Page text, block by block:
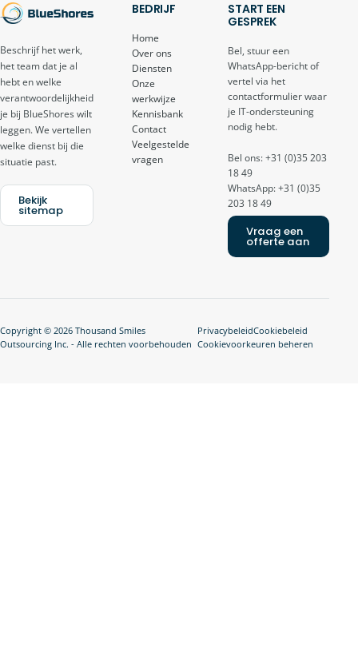
Beschrijf het werk,
het team dat je al
hebt en welke
verantwoordelijkheid
je bij BlueShores wilt
leggen. We vertellen
welke dienst bij die
situatie past.
Bekijk
sitemap
BEDRIJF
Home
Over ons
Diensten
Onze
werkwijze
Kennisbank
Contact
Veelgestelde
vragen
START EEN
GESPREK
Bel, stuur een
WhatsApp-bericht of
vertel via het
contactformulier waar
je IT-ondersteuning
nodig hebt.
Bel ons: +31 (0)35 203
18 49
WhatsApp: +31 (0)35
203 18 49
Vraag een
offerte aan
Copyright © 2026 Thousand Smiles
Outsourcing Inc. - Alle rechten voorbehouden
PrivacybeleidCookiebeleid
Cookievoorkeuren beheren